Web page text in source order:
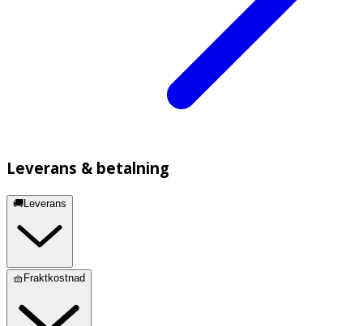
Leverans & betalning
🚚Leverans
🧺Fraktkostnad